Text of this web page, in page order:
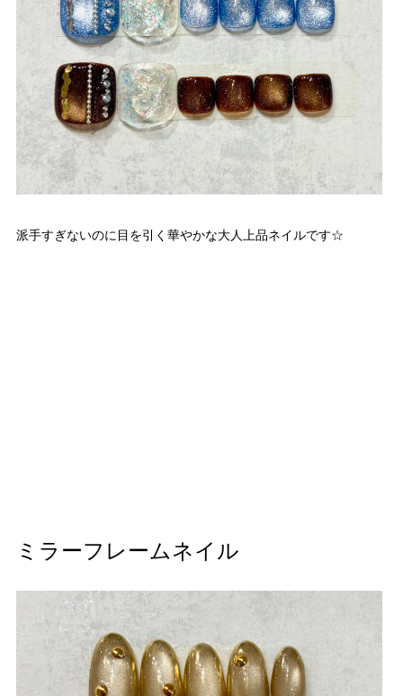
派手すぎないのに目を引く華やかな大人上品ネイルです☆
ミラーフレームネイル